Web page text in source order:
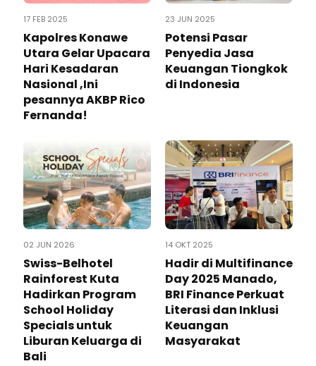
17 FEB 2025
Kapolres Konawe
Utara Gelar Upacara
Hari Kesadaran
Nasional ,Ini
pesannya AKBP Rico
Fernanda!
23 JUN 2025
Potensi Pasar
Penyedia Jasa
Keuangan Tiongkok
di Indonesia
02 JUN 2026
Swiss-Belhotel
Rainforest Kuta
Hadirkan Program
School Holiday
Specials untuk
Liburan Keluarga di
Bali
14 OKT 2025
Hadir di Multifinance
Day 2025 Manado,
BRI Finance Perkuat
Literasi dan Inklusi
Keuangan
Masyarakat